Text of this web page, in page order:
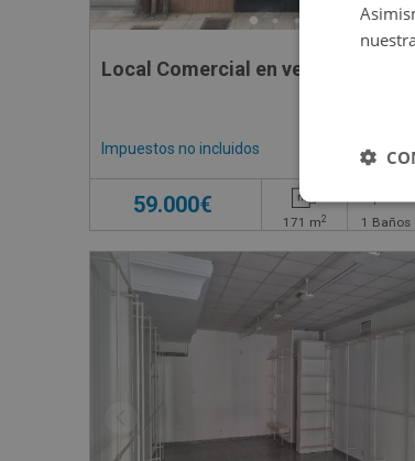
Local Comercial en venta en CL
Impuestos no incluidos
59.000€
171 m2 1 Baños